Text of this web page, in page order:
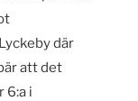
där
att det
6:a i